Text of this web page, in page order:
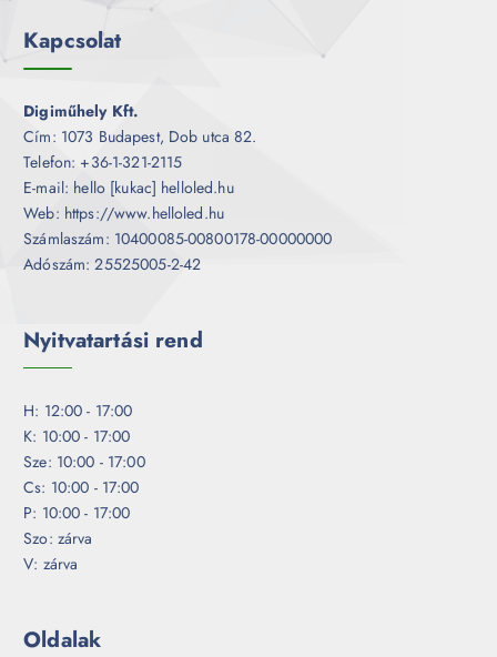
Kapcsolat
Digiműhely Kft.
Cím: 1073 Budapest, Dob utca 82.
Telefon: +36-1-321-2115
E-mail: hello [kukac] helloled.hu
Web: https://www.helloled.hu
Számlaszám: 10400085-00800178-00000000
Adószám: 25525005-2-42
Nyitvatartási rend
H: 12:00 - 17:00
K: 10:00 - 17:00
Sze: 10:00 - 17:00
Cs: 10:00 - 17:00
P: 10:00 - 17:00
Szo: zárva
V: zárva
Oldalak